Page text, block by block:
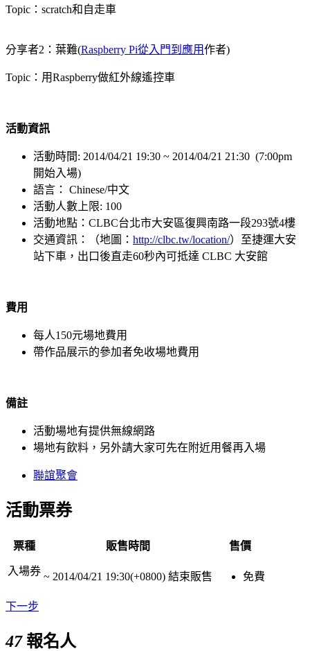
Topic：scratch和自走車
分享者2：葉難(Raspberry Pi從入門到應用作者)
Topic：用Raspberry做紅外線遙控車
活動資訊
活動時間: 2014/04/21 19:30 ~ 2014/04/21 21:30 (7:00pm
開始入場)
語言： Chinese/中文
活動人數上限: 100
活動地點：CLBC台北市大安區復興南路一段293號4樓
交通資訊：（地圖： http://clbc.tw/location/）至捷運大安
站下車，出口後直走60秒內可抵達 CLBC 大安館
費用
每人150元場地費用
帶作品展示的參加者免收場地費用
備註
活動場地有提供無線網路
場地有飲料，另外請大家可先在附近用餐再入場
聯誼聚會
活動票券
票種 販售時間 售價
入場券 ~ 2014/04/21 19:30(+0800) 結束販售 免費
下一步
47報名人